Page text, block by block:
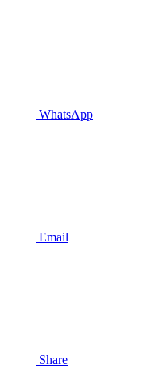
WhatsApp
Email
Share